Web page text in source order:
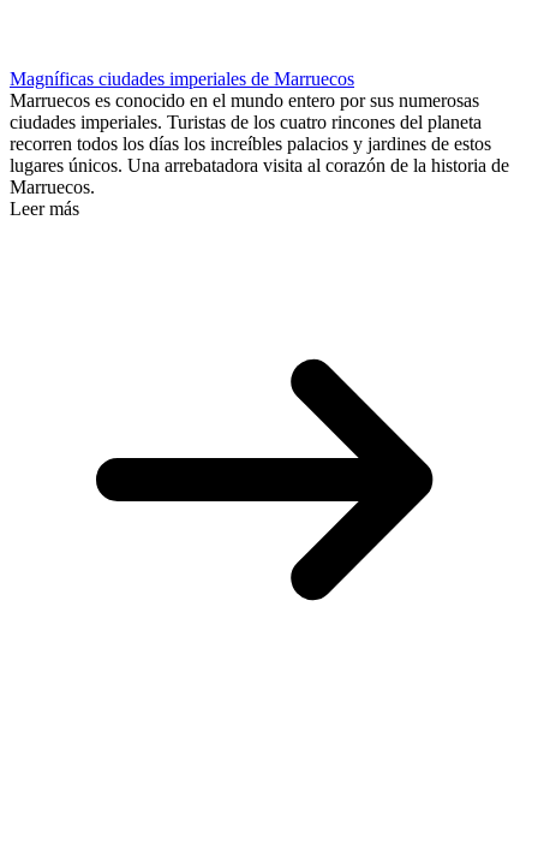
Magníficas ciudades imperiales de Marruecos
Marruecos es conocido en el mundo entero por sus numerosas
ciudades imperiales. Turistas de los cuatro rincones del planeta
recorren todos los días los increíbles palacios y jardines de estos
lugares únicos. Una arrebatadora visita al corazón de la historia de
Marruecos.
Leer más